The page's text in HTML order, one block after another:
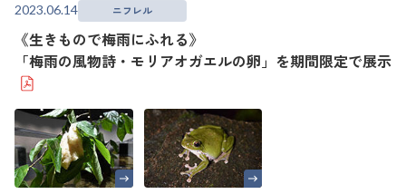
2023.06.14 ニフレル
《生きもので梅雨にふれる》
「梅雨の風物詩・モリアオガエルの卵」を期間限定で展示